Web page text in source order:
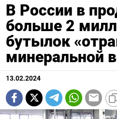
В России в
больше 2
бутылок
минеральной
13.02.2024